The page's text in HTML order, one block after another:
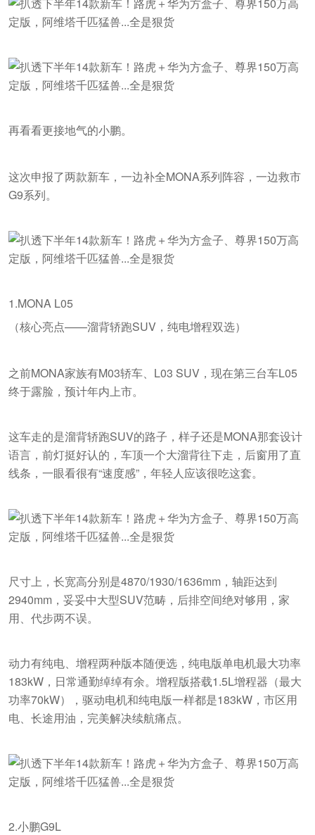
再看看更接地气的小鹏。
这次申报了两款新车，一边补全MONA系列阵容，一边救市
G9系列。
1.MONA L05
（核心亮点——溜背轿跑SUV，纯电增程双选）
之前MONA家族有M03轿车、L03 SUV，现在第三台车L05
终于露脸，预计年内上市。
这车走的是溜背轿跑SUV的路子，样子还是MONA那套设计
语言，前灯挺好认的，车顶一个大溜背往下走，后窗用了直
线条，一眼看很有“速度感”，年轻人应该很吃这套。
尺寸上，长宽高分别是4870/1930/1636mm，轴距达到
2940mm，妥妥中大型SUV范畴，后排空间绝对够用，家
用、代步两不误。
动力有纯电、增程两种版本随便选，纯电版单电机最大功率
183kW，日常通勤绰绰有余。增程版搭载1.5L增程器（最大
功率70kW），驱动电机和纯电版一样都是183kW，市区用
电、长途用油，完美解决续航痛点。
2.小鹏G9L